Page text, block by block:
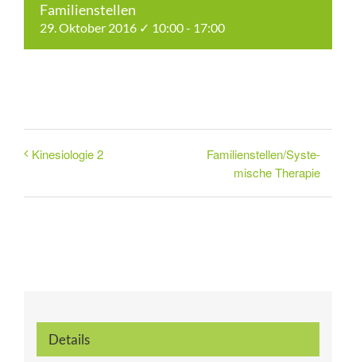
Familienstellen
29. Oktober 2016 ✓ 10:00- 17:00
Kinesiologie 2
Familienstellen/Syste-
mische Therapie
Details